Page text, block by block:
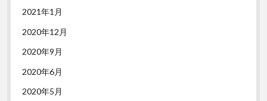
2021年1月
2020年12月
2020年9月
2020年6月
2020年5月